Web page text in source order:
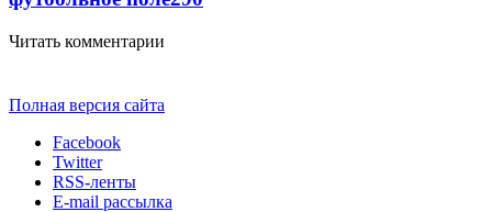
Читать комментарии
Полная версия сайта
Facebook
Twitter
RSS-ленты
E-mail рассылка